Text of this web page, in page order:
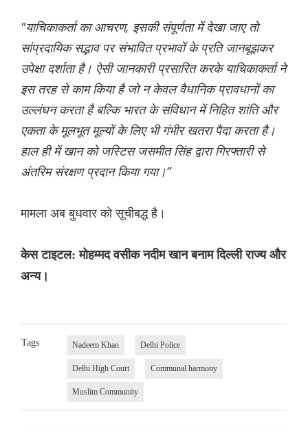
"याचिकाकर्ता का आचरण, इसकी संपूर्णता में देखा जाए तो
सांप्रदायिक सद्भाव पर संभावित प्रभावों के प्रति जानबूझकर
उपेक्षा दर्शाता है। ऐसी जानकारी प्रसारित करके याचिकाकर्ता ने
इस तरह से काम किया है जो न केवल वैधानिक प्रावधानों का
उल्लंघन करता है बल्कि भारत के संविधान में निहित शांति और
एकता के मूलभूत मूल्यों के लिए भी गंभीर खतरा पैदा करता है।
हाल ही में खान को जस्टिस जसमीत सिंह द्वारा गिरफ्तारी से
अंतरिम संरक्षण प्रदान किया गया।”
मामला अब बुधवार को सूचीबद्ध है।
केस टाइटल: मोहम्मद वसीक नदीम खान बनाम दिल्ली राज्य और
अन्य।
Tags Nadeem Khan Delhi Police
Delhi High Court Communal harmony
Muslim Community